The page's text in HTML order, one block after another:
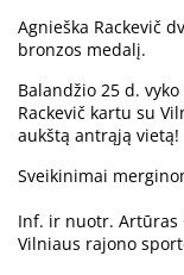
Agnieška Rackevič
bronzos medalį.
Balandžio 25 d.
Rackevič kartu su
aukštą antrąją vietą!
Sveikinimai
Inf. ir nuotr. Artūras
Vilniaus rajono